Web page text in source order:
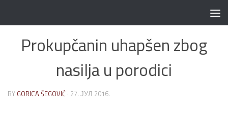
Prokupčanin uhapšen zbog
nasilja u porodici
BY GORICA ŠEGOVIĆ · 27. ЈУЛ 2016.